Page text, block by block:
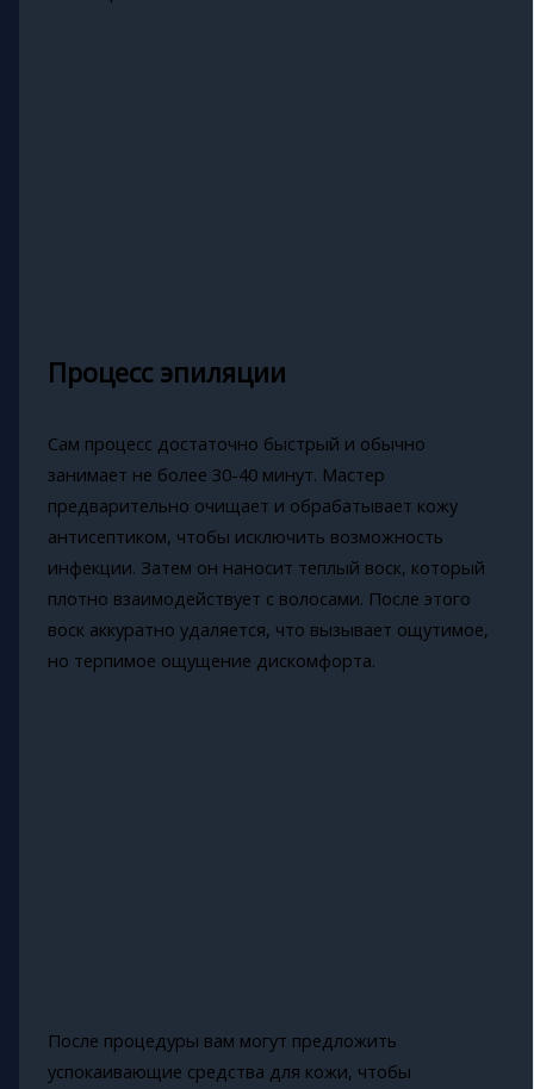
Процесс эпиляции
Сам процесс достаточно быстрый и обычно
занимает не более 30-40 минут. Мастер
предварительно очищает и обрабатывает кожу
антисептиком, чтобы исключить возможность
инфекции. Затем он наносит теплый воск, который
плотно взаимодействует с волосами. После этого
воск аккуратно удаляется, что вызывает ощутимое,
но терпимое ощущение дискомфорта.
После процедуры вам могут предложить
успокаивающие средства для кожи, чтобы